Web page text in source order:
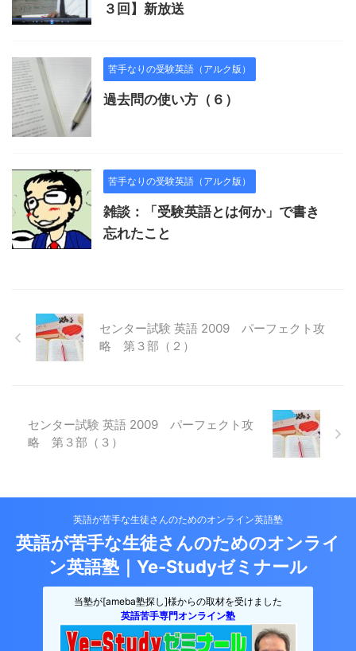
３回】新放送
苦手なりの受験英語（アルク版）
過去問の使い方（６）
苦手なりの受験英語（アルク版）
雑談：「受験英語とは何か」で書き
忘れたこと
センター試験 英語 2009 パーフェクト攻
略 第３部（２）
センター試験 英語 2009 パーフェクト攻
略 第３部（３）
英語が苦手な生徒さんのためのオンライン英語塾
英語が苦手な生徒さんのためのオンライ
ン英語塾｜Ye-Studyゼミナール
当塾が[ameba塾探し]様からの取材を受けました
英語苦手専門オンライン塾